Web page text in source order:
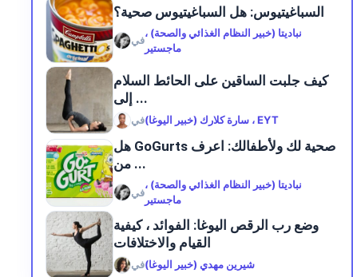
السباغيتيوس: هل السباغيتيوس صحية؟
في
نباديتا (خبير النظام الغذائي والصحة) ،
ماجستير
كيف جلبت الساقين على الحائط السلام
إلى ...
في سارة كلارك (خبير اليوغا) ، EYT
هل GoGurts صحية لك ولأطفالك: اعرف
من ...
في
نباديتا (خبير النظام الغذائي والصحة) ،
ماجستير
وضع رب الرقص اليوغا: الفوائد ، كيفية
القيام والاختلافات
فيشيرين مهدي (خبير اليوغا)